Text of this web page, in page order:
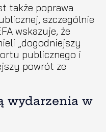
także poprawa
szczególnie
wskazuje, że
„dogodniejszy
publicznego i
powrót ze
wydarzenia w